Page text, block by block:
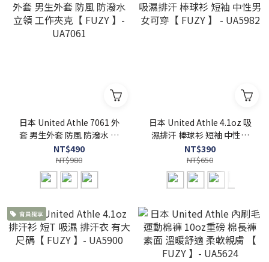
日本 United Athle 7061 外
套 男生外套 防風 防潑水 立
領 工作夾克【 FUZY 】-
UA7061
NT$490
NT$980
日本 United Athle 4.1oz 吸
濕排汗 棒球衫 短袖 中性男
女可穿【 FUZY 】 - UA5982
NT$390
NT$650
會員獨享